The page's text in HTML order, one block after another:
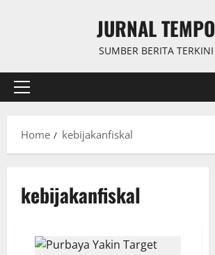
JURNAL TEMPO
SUMBER BERITA TERKINI
Primary
Home
kebijakanfiskal
kebijakanfiskal